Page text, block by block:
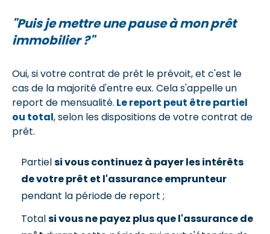
"Puis je mettre une pause à mon prêt
immobilier ?"
Oui, si votre contrat de prêt le prévoit, et c'est le
cas de la majorité d'entre eux. Cela s'appelle un
report de mensualité. Le report peut être partiel
ou total, selon les dispositions de votre contrat de
prêt.
Partielsi vous continuez à payer les intérêts
de votre prêt et l'assurance emprunteur
pendant la période de report ;
Totalsi vous ne payez plus que l'assurance de